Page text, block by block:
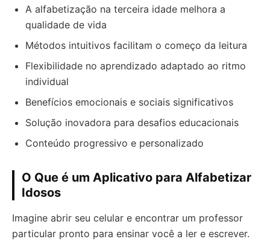
A alfabetização na terceira idade melhora a
qualidade de vida
Métodos intuitivos facilitam o começo da leitura
Flexibilidade no aprendizado adaptado ao ritmo
individual
Benefícios emocionais e sociais significativos
Solução inovadora para desafios educacionais
Conteúdo progressivo e personalizado
O Que é um Aplicativo para Alfabetizar
Idosos
Imagine abrir seu celular e encontrar um professor
particular pronto para ensinar você a ler e escrever.